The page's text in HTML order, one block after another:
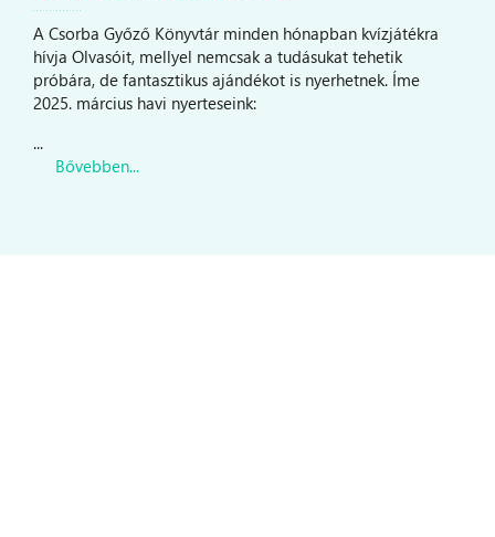
A Csorba Győző Könyvtár minden hónapban kvízjátékra
hívja Olvasóit, mellyel nemcsak a tudásukat tehetik
próbára, de fantasztikus ajándékot is nyerhetnek. Íme
2025. március havi nyerteseink:
...
Bővebben...